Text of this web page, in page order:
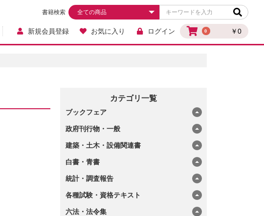
0 ￥0
書籍検索
新規会員登録 お気に入り ログイン
カテゴリ一覧
ブックフェア
政府刊行物・一般
建築・土木・設備関連書
白書・青書
統計・調査報告
各種試験・資格テキスト
六法・法令集